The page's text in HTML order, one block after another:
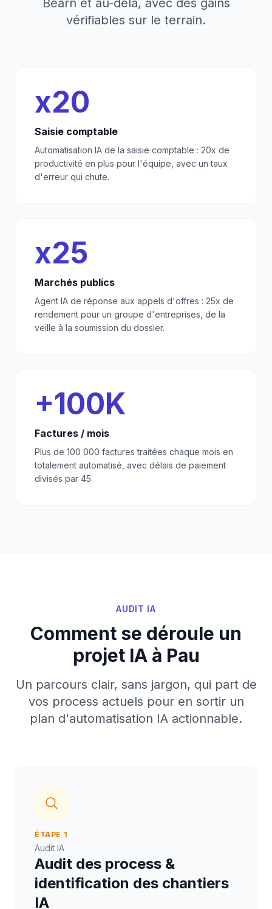
Béarn et au-delà, avec des gains
vérifiables sur le terrain.
x20
Saisie comptable
Automatisation IA de la saisie comptable : 20x de
productivité en plus pour l'équipe, avec un taux
d'erreur qui chute.
x25
Marchés publics
Agent IA de réponse aux appels d'offres : 25x de
rendement pour un groupe d'entreprises, de la
veille à la soumission du dossier.
+100K
Factures / mois
Plus de 100 000 factures traitées chaque mois en
totalement automatisé, avec délais de paiement
divisés par 45.
AUDIT IA
Comment se déroule un
projet IA à Pau
Un parcours clair, sans jargon, qui part de
vos process actuels pour en sortir un
plan d'automatisation IA actionnable.
ÉTAPE 1
Audit IA
Audit des process &
identification des chantiers
IA